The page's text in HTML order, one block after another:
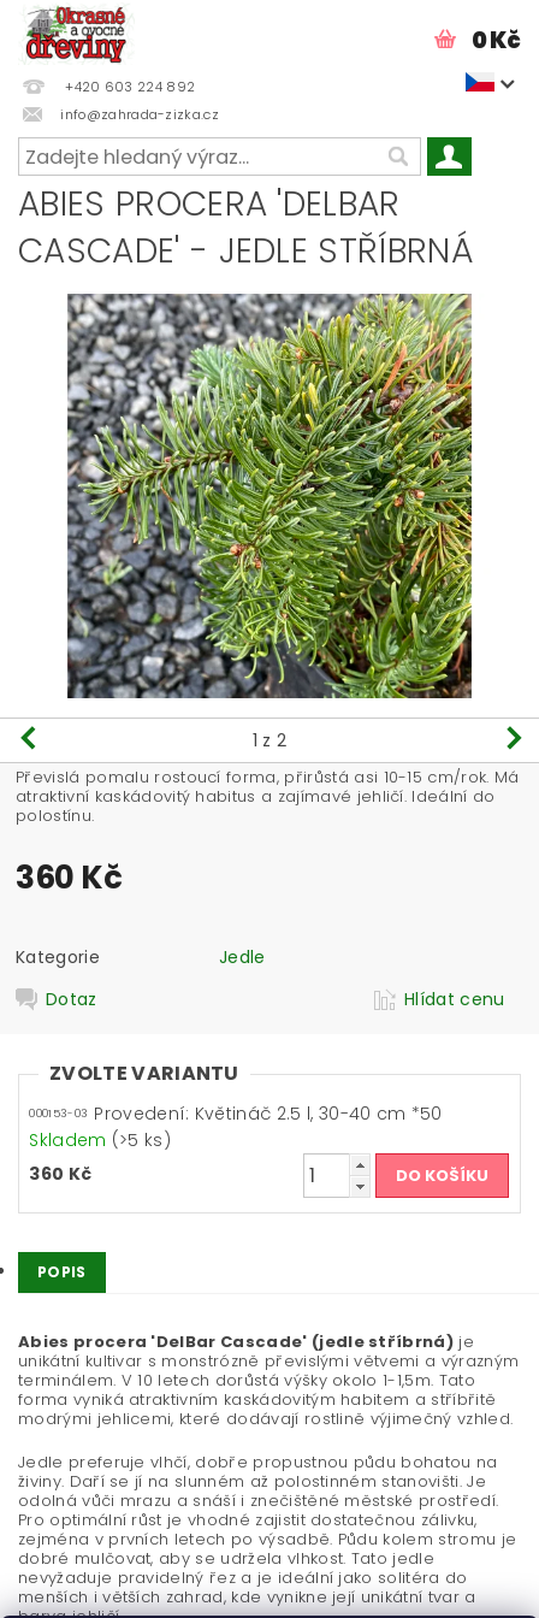
+420 603 224 892
info@zahrada-zizka.cz
0 Kč
ABIES PROCERA 'DELBAR
CASCADE' - JEDLE STŘÍBRNÁ
1 z 2
Převislá pomalu rostoucí forma, přirůstá asi 10-15 cm/rok. Má
atraktivní kaskádovitý habitus a zajímavé jehličí. Ideální do
polostínu.
360 Kč
Kategorie
Jedle
Dotaz
Hlídat cenu
ZVOLTE VARIANTU
000153-03 Provedení: Květináč 2.5 l, 30-40 cm *50
Skladem (>5 ks)
360 Kč
POPIS
Abies procera 'DelBar Cascade' (jedle stříbrná) je
unikátní kultivar s monstrózně převislými větvemi a výrazným
terminálem. V 10 letech dorůstá výšky okolo 1-1,5m. Tato
forma vyniká atraktivním kaskádovitým habitem a stříbřitě
modrými jehlicemi, které dodávají rostlině výjimečný vzhled.
Jedle preferuje vlhčí, dobře propustnou půdu bohatou na
živiny. Daří se jí na slunném až polostinném stanovišti. Je
odolná vůči mrazu a snáší i znečištěné městské prostředí.
Pro optimální růst je vhodné zajistit dostatečnou zálivku,
zejména v prvních letech po výsadbě. Půdu kolem stromu je
dobré mulčovat, aby se udržela vlhkost. Tato jedle
nevyžaduje pravidelný řez a je ideální jako solitéra do
menších i větších zahrad, kde vynikne její unikátní tvar a